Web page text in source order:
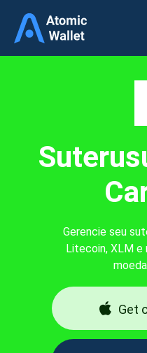
Gerencie seu
Litecoin, XLM e
Get